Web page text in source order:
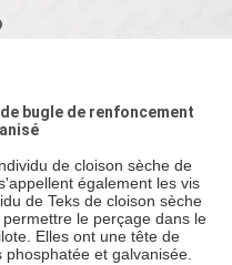
bugle de renfoncement
de cloison sèche de
également les vis
de Teks de cloison sèche
le perçage dans le
Elles ont une tête de
et galvanisée.